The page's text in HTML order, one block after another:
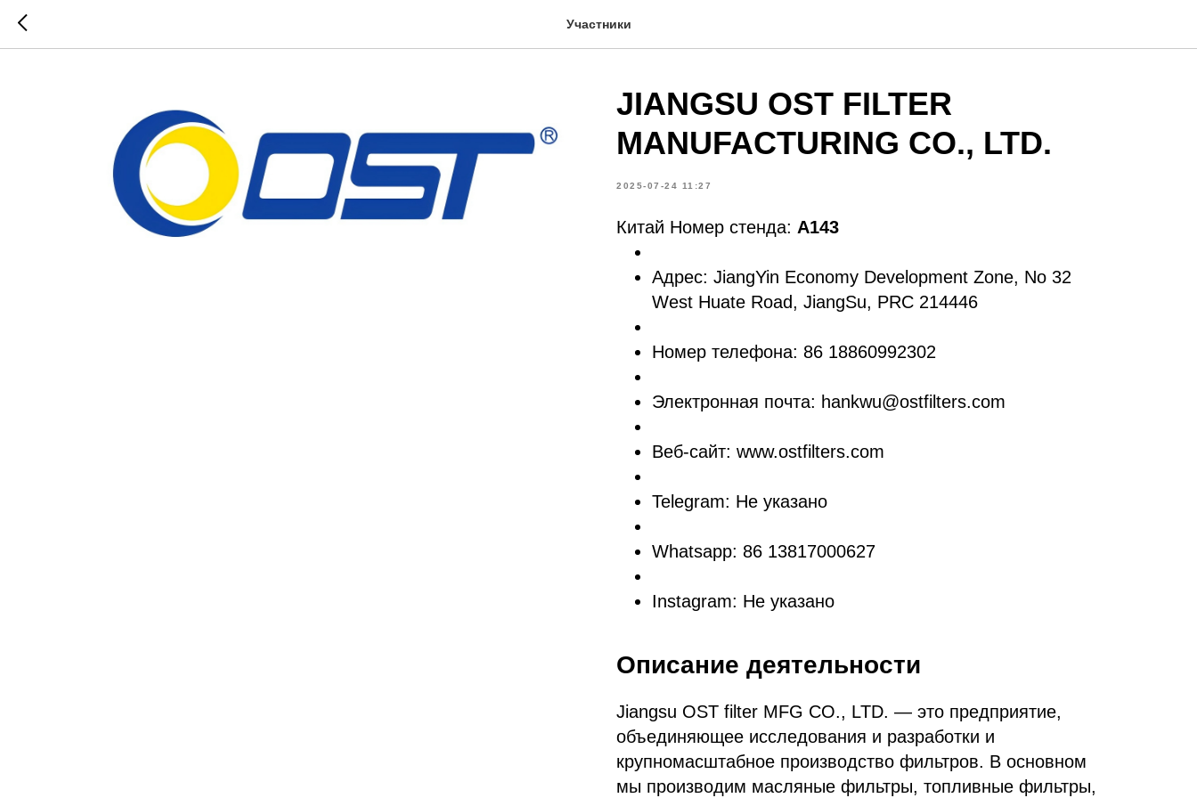
Участники
JIANGSU OST FILTER
MANUFACTURING CO., LTD.
2025-07-24 11:27
Китай Номер стенда: A143
Адрес: JiangYin Economy Development Zone, No 32
West Huate Road, JiangSu, PRC 214446
Номер телефона: 86 18860992302
Электронная почта: hankwu@ostfilters.com
Веб-сайт: www.ostfilters.com
Telegram: Не указано
Whatsapp: 86 13817000627
Instagram: Не указано
Описание деятельности
Jiangsu OST filter MFG CO., LTD. — это предприятие,
объединяющее исследования и разработки и
крупномасштабное производство фильтров. В основном
мы производим масляные фильтры, топливные фильтры,